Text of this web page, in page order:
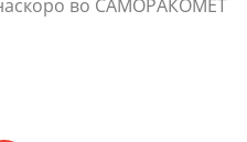
во САМОРАКОМЕТ